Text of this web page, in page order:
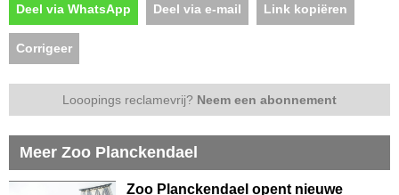
Deel via WhatsApp Deel via e-mail Link kopiëren
Corrigeer
Looopings reclamevrij? Neem een abonnement
Meer Zoo Planckendael
Zoo Planckendael opent nieuwe